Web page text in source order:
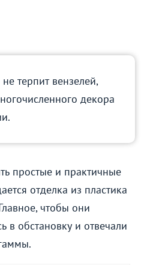
терпит вензелей,
декора
простые и практичные
отделка из пластика
чтобы они
в обстановку и отвечали